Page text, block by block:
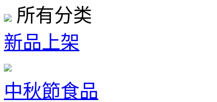
所有分类
新品上架
中秋節食品